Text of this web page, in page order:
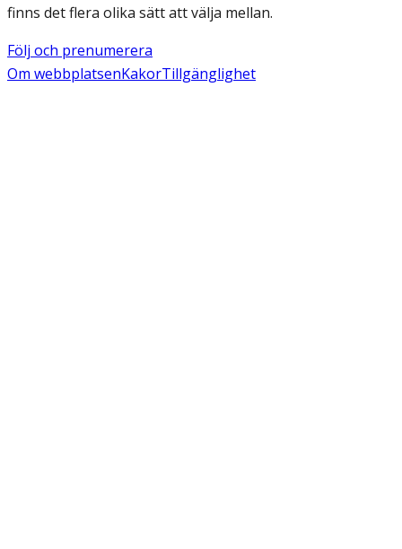
finns det flera olika sätt att välja mellan.
Följ och prenumerera
Om webbplatsenKakorTillgänglighet